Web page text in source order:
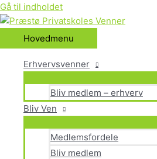
Gå til indholdet
Hovedmenu
Erhvervsvenner
Bliv medlem – erhverv
Bliv Ven
Medlemsfordele
Bliv medlem